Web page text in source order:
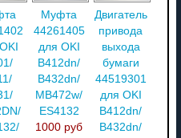
Муфта
44261405
для OKI
B412dn/
B432dn/
MB472w/
ES4132
1000 руб
Двигатель
привода
выхода
бумаги
44519301
для OKI
B412dn/
B432dn/